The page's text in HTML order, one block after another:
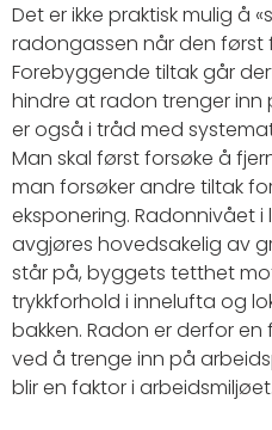
Det er ikke praktisk mulig å
radongassen når den først
Forebyggende tiltak går
hindre at radon trenger inn
er også i tråd med
Man skal først forsøke å
man forsøker andre tiltak
eksponering. Radonnivået
avgjøres hovedsakelig av
står på, byggets tetthet
trykkforhold i innelufta og
bakken. Radon er derfor
ved å trenge inn på
blir en faktor i arbeidsmiljøet.